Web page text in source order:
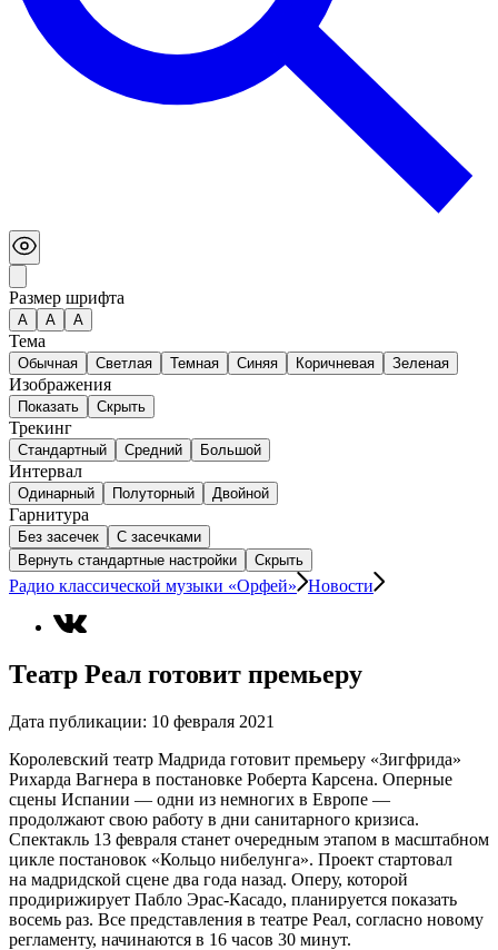
Размер шрифта
А A A
Тема
Обычная Светлая Темная Синяя Коричневая Зеленая
Изображения
Показать Скрыть
Трекинг
Стандартный Средний Большой
Интервал
Одинарный Полуторный Двойной
Гарнитура
Без засечек
С засечками
Вернуть стандартные настройки
Скрыть
Радио классической музыки «Орфей» Новости
Театр Реал готовит премьеру
Дата публикации: 10 февраля 2021
Королевский театр Мадрида готовит премьеру «Зигфрида»
Рихарда Вагнера в постановке Роберта Карсена. Оперные
сцены Испании — одни из немногих в Европе —
продолжают свою работу в дни санитарного кризиса.
Спектакль 13 февраля станет очередным этапом в масштабном
цикле постановок «Кольцо нибелунга». Проект стартовал
на мадридской сцене два года назад. Оперу, которой
продирижирует Пабло Эрас-Касадо, планируется показать
восемь раз. Все представления в театре Реал, согласно новому
регламенту, начинаются в 16 часов 30 минут.